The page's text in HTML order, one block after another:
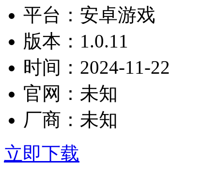
平台： 安卓游戏
版本： 1.0.11
时间： 2024-11-22
官网： 未知
厂商： 未知
立即下载